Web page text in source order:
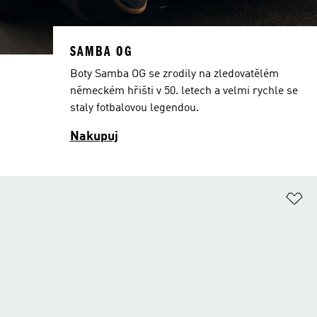
SAMBA OG
Boty Samba OG se zrodily na zledovatělém
německém hřišti v 50. letech a velmi rychle se
staly fotbalovou legendou.
Nakupuj